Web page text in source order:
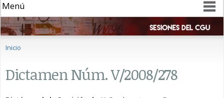
Inicio
Dictamen Núm. V/2008/278